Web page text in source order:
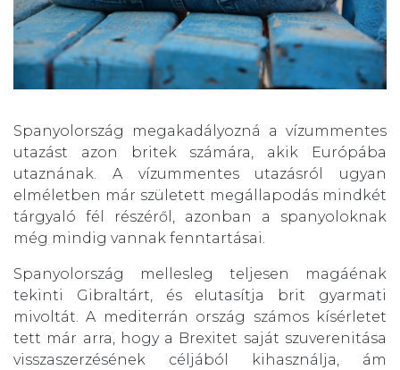
Spanyolország megakadályozná a vízummentes
utazást azon britek számára, akik Európába
utaznának. A vízummentes utazásról ugyan
elméletben már született megállapodás mindkét
tárgyaló fél részéről, azonban a spanyoloknak
még mindig vannak fenntartásai.
Spanyolország mellesleg teljesen magáénak
tekinti Gibraltárt, és elutasítja brit gyarmati
mivoltát. A mediterrán ország számos kísérletet
tett már arra, hogy a Brexitet saját szuverenitása
visszaszerzésének céljából kihasználja, ám